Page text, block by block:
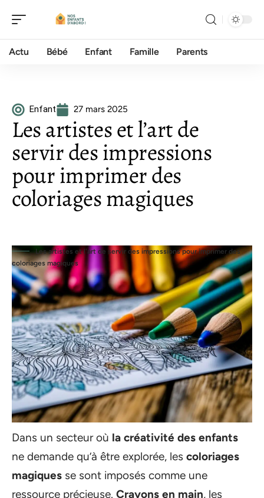
Actu Bébé Enfant Famille Parents
Enfant 27 mars 2025
Les artistes et l’art de
servir des impressions
pour imprimer des
coloriages magiques
Les artistes et l'art de servir des impressions pour imprimer des
coloriages magiques
Dans un secteur où la créativité des enfants
ne demande qu’à être explorée, les coloriages
magiques se sont imposés comme une
ressource précieuse. Crayons en main, les